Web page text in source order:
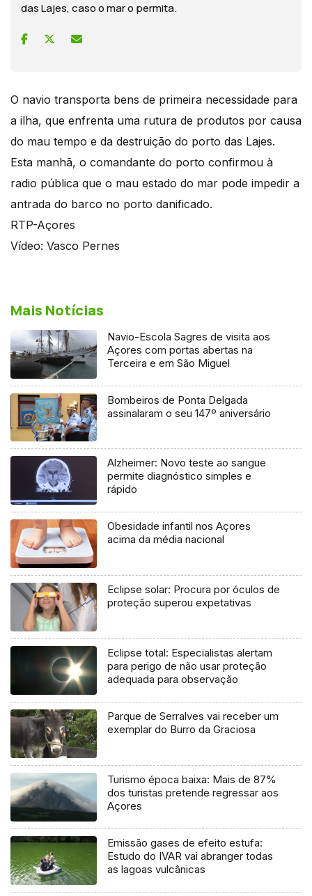
das Lajes, caso o mar o permita.
O navio transporta bens de primeira necessidade para
a ilha, que enfrenta uma rutura de produtos por causa
do mau tempo e da destruição do porto das Lajes.
Esta manhã, o comandante do porto confirmou à
radio pública que o mau estado do mar pode impedir a
antrada do barco no porto danificado.
RTP-Açores
Vídeo: Vasco Pernes
Mais Notícias
Navio-Escola Sagres de visita aos
Açores com portas abertas na
Terceira e em São Miguel
Bombeiros de Ponta Delgada
assinalaram o seu 147º aniversário
Alzheimer: Novo teste ao sangue
permite diagnóstico simples e
rápido
Obesidade infantil nos Açores
acima da média nacional
Eclipse solar: Procura por óculos de
proteção superou expetativas
Eclipse total: Especialistas alertam
para perigo de não usar proteção
adequada para observação
Parque de Serralves vai receber um
exemplar do Burro da Graciosa
Turismo época baixa: Mais de 87%
dos turistas pretende regressar aos
Açores
Emissão gases de efeito estufa:
Estudo do IVAR vai abranger todas
as lagoas vulcânicas